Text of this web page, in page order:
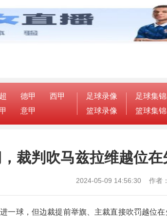
德甲
西甲
意甲
足球录像
篮球录像
足球集锦
篮球集锦
裁判吹马兹拉维越位在
2024-05-09 14:56:30 作者
一球，但边裁提前举旗、主裁直接吹罚越位